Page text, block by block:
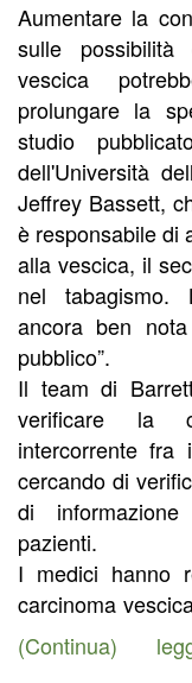
Aumentare la
sulle
vescica
prolungare la
studio
dell'Università
Jeffrey Bassett,
è responsabile di
alla vescica, il
nel tabagismo.
ancora ben
pubblico”.
Il team di
verificare la
intercorrente
cercando di
di
pazienti.
I medici hanno
carcinoma
(Continua)